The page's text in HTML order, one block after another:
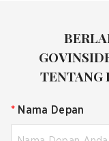
TENTANG
* Nama Depan